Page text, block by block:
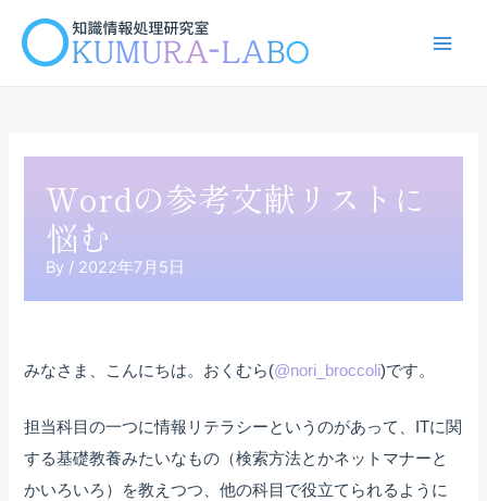
Wordの参考文献リストに
悩む
By / 2022年7月5日
みなさま、こんにちは。おくむら(@nori_broccoli)です。
担当科目の一つに情報リテラシーというのがあって、ITに関
する基礎教養みたいなもの（検索方法とかネットマナーと
かいろいろ）を教えつつ、他の科目で役立てられるように